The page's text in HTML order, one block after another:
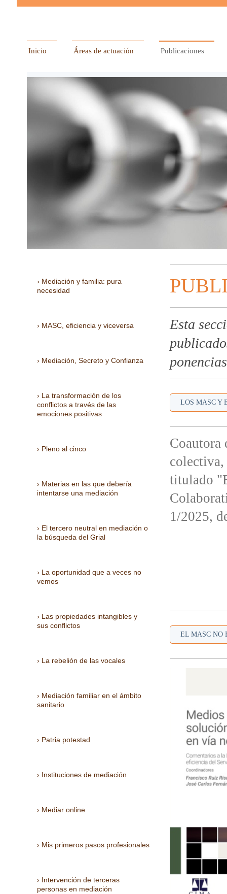
Inicio Áreas de actuación Publicaciones
Esta
LOS MASC Y
Coautora
titulado
1/2025,
EL MASC NO
Mediación y familia: pura
necesidad
MASC, eficiencia y viceversa
Mediación, Secreto y Confianza
La transformación de los
conflictos a través de las
emociones positivas
Pleno al cinco
Materias en las que debería
intentarse una mediación
El tercero neutral en mediación o
la búsqueda del Grial
La oportunidad que a veces no
vemos
Las propiedades intangibles y
sus conflictos
La rebelión de las vocales
Mediación familiar en el ámbito
sanitario
Patria potestad
Instituciones de mediación
Mediar online
Mis primeros pasos profesionales
Intervención de terceras
personas en mediación